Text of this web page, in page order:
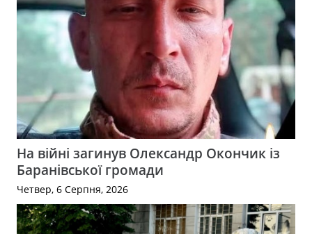
На війні загинув Олександр Окончик із
Баранівської громади
Четвер, 6 Серпня, 2026